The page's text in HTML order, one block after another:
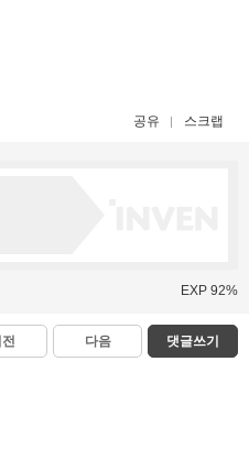
공유 스크랩
EXP 92%
다음 댓글쓰기